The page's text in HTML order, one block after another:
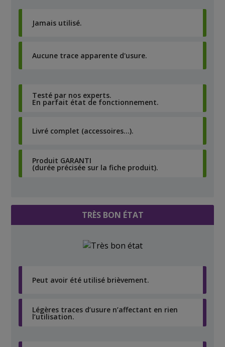
Jamais utilisé.
Aucune trace apparente d'usure.
Testé par nos experts.
En parfait état de fonctionnement.
Livré complet (accessoires…).
Produit GARANTI
(durée précisée sur la fiche produit).
TRÈS BON ÉTAT
Peut avoir été utilisé brièvement.
Légères traces d’usure n’affectant en rien
l’utilisation.